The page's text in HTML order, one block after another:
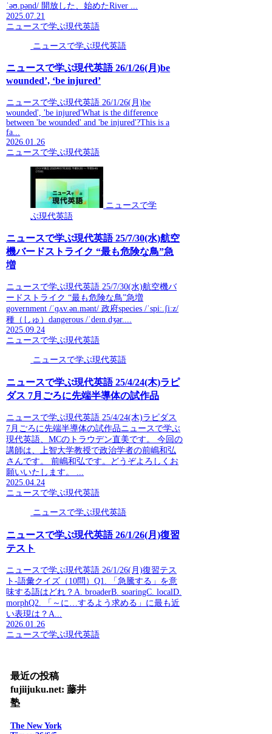
ˈəʊ.pənd/ 開放した、始めたRiver ...
2025.07.21
ニュースで学ぶ現代英語
ニュースで学ぶ現代英語
ニュースで学ぶ現代英語 26/1/26(月)be
wounded’, ‘be injured’
ニュースで学ぶ現代英語 26/1/26(月)be
wounded', 'be injured'What is the difference
between 'be wounded' and 'be injured'?This is a
fa...
2026.01.26
ニュースで学ぶ現代英語
ニュースで学
ぶ現代英語
ニュースで学ぶ現代英語 25/7/30(水)航空
機バードストライク “最も危険な鳥”急
増
ニュースで学ぶ現代英語 25/7/30(水)航空機バ
ードストライク “最も危険な鳥”急増
government /ˈɡʌv.ən.mənt/ 政府species /ˈspiː.ʃiːz/
種（しゅ）dangerous /ˈdeɪn.dʒər....
2025.09.24
ニュースで学ぶ現代英語
ニュースで学ぶ現代英語
ニュースで学ぶ現代英語 25/4/24(木)ラピ
ダス 7月ごろに先端半導体の試作品
ニュースで学ぶ現代英語 25/4/24(木)ラピダス
7月ごろに先端半導体の試作品ニュースで学ぶ
現代英語、MCのトラウデン直美です。 今回の
講師は、上智大学教授で政治学者の前嶋和弘
さんです。 前嶋和弘です。どうぞよろしくお
願いいたします。 ...
2025.04.24
ニュースで学ぶ現代英語
ニュースで学ぶ現代英語
ニュースで学ぶ現代英語 26/1/26(月)復習
テスト
ニュースで学ぶ現代英語 26/1/26(月)復習テス
ト-語彙クイズ（10問）Q1. 「急騰する」を意
味する語はどれ？A. broaderB. soaringC. localD.
morphQ2. 「～に…するよう求める」に最も近
い表現は？A...
2026.01.26
ニュースで学ぶ現代英語
最近の投稿
fujiijuku.net: 藤井
塾
The New York